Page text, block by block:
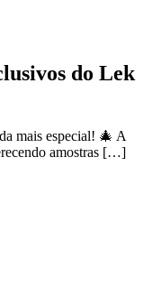
do Lek
mais especial! 🎄 A
amostras […]